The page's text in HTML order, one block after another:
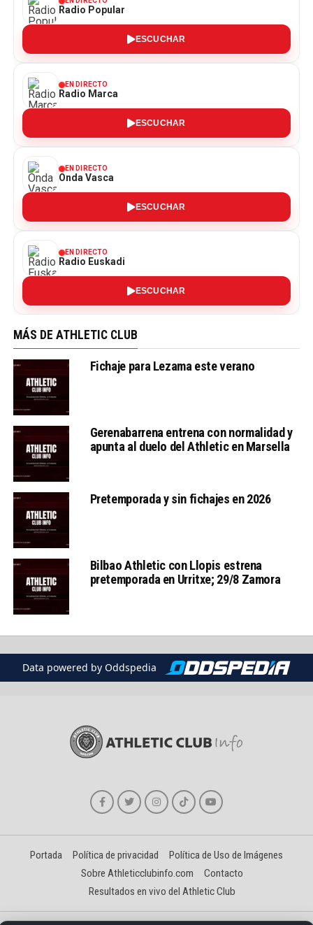
Radio Popular
ESCUCHAR
EN DIRECTO
Radio Marca
ESCUCHAR
EN DIRECTO
Onda Vasca
ESCUCHAR
EN DIRECTO
Radio Euskadi
ESCUCHAR
MÁS DE ATHLETIC CLUB
Fichaje para Lezama este verano
Gerenabarrena entrena con normalidad y
apunta al duelo del Athletic en Marsella
Pretemporada y sin fichajes en 2026
Bilbao Athletic con Llopis estrena
pretemporada en Urritxe; 29/8 Zamora
Data powered by Oddspedia
Portada Política de privacidad
Política de Uso de Imágenes
Sobre Athleticclubinfo.com
Contacto
Resultados en vivo del Athletic Club